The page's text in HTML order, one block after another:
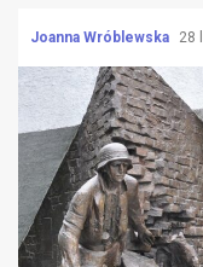
Joanna Wróblewska 28